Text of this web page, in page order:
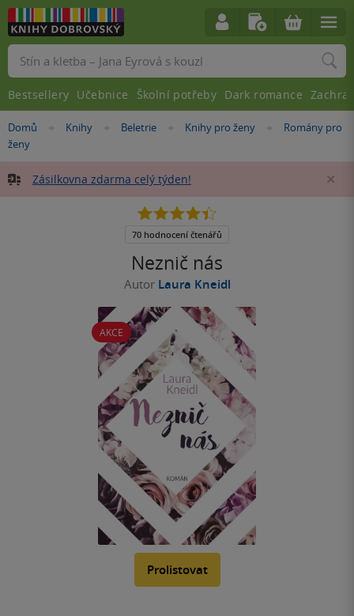
Nacházíte
se
Domů »
Knihy »
Beletrie »
Knihy pro ženy »
Romány pro
ženy
Zásilkovna zdarma celý týden!
Neznič nás
Autor Laura Kneidl
AKCE
Prolistovat
4.4
5
70 hodnocení čtenářů
Vyhledávání
Bestsellery Učebnice Školní potřeby Dark romance